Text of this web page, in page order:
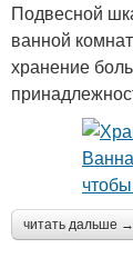
Подвесной
ванной
хранение
читать дальше →